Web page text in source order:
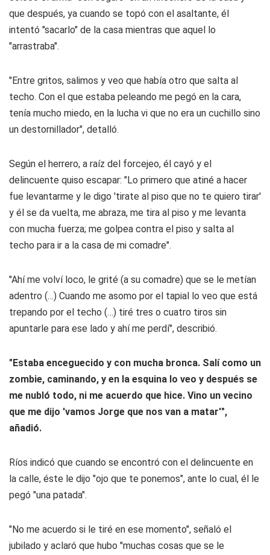
que después, ya cuando se topó con el asaltante, él
intentó "sacarlo" de la casa mientras que aquel lo
"arrastraba".
"Entre gritos, salimos y veo que había otro que salta al
techo. Con el que estaba peleando me pegó en la cara,
tenía mucho miedo, en la lucha vi que no era un cuchillo sino
un destornillador", detalló.
Según el herrero, a raíz del forcejeo, él cayó y el
delincuente quiso escapar: "Lo primero que atiné a hacer
fue levantarme y le digo 'tirate al piso que no te quiero tirar'
y él se da vuelta, me abraza, me tira al piso y me levanta
con mucha fuerza; me golpea contra el piso y salta al
techo para ir a la casa de mi comadre".
"Ahí me volví loco, le grité (a su comadre) que se le metían
adentro (…) Cuando me asomo por el tapial lo veo que está
trepando por el techo (…) tiré tres o cuatro tiros sin
apuntarle para ese lado y ahí me perdí", describió.
"Estaba enceguecido y con mucha bronca. Salí como un
zombie, caminando, y en la esquina lo veo y después se
me nubló todo, ni me acuerdo que hice. Vino un vecino
que me dijo 'vamos Jorge que nos van a matar'",
añadió.
Ríos indicó que cuando se encontró con el delincuente en
la calle, éste le dijo "ojo que te ponemos", ante lo cual, él le
pegó "una patada".
"No me acuerdo si le tiré en ese momento", señaló el
jubilado y aclaró que hubo "muchas cosas que se le